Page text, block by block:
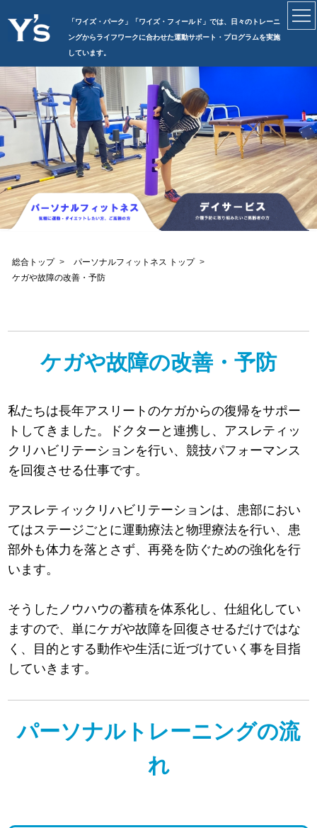
「ワイズ・パーク」「ワイズ・フィールド」では、日々のトレーニ
ングからライフワークに合わせた運動サポート・プログラムを実施
しています。
総合トップ
パーソナルフィットネス トップ
ケガや故障の改善・予防
ケガや故障の改善・予防
私たちは長年アスリートのケガからの復帰をサポー
トしてきました。ドクターと連携し、アスレティッ
クリハビリテーションを行い、競技パフォーマンス
を回復させる仕事です。
アスレティックリハビリテーションは、患部におい
てはステージごとに運動療法と物理療法を行い、患
部外も体力を落とさず、再発を防ぐための強化を行
います。
そうしたノウハウの蓄積を体系化し、仕組化してい
ますので、単にケガや故障を回復させるだけではな
く、目的とする動作や生活に近づけていく事を目指
していきます。
パーソナルトレーニングの流
れ